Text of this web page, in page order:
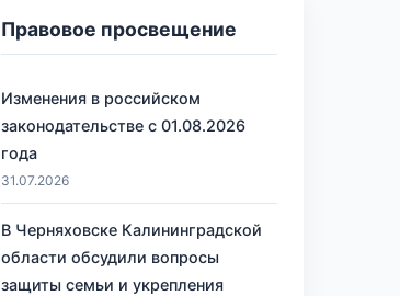
Правовое просвещение
Изменения в российском
законодательстве с 01.08.2026
года
31.07.2026
В Черняховске Калининградской
области обсудили вопросы
защиты семьи и укрепления